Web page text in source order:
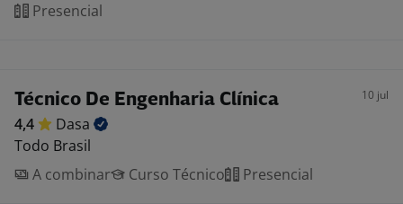
Presencial
Técnico De Engenharia Clínica 10 jul
4,4
Dasa
Todo Brasil
A combinar
Curso Técnico Presencial